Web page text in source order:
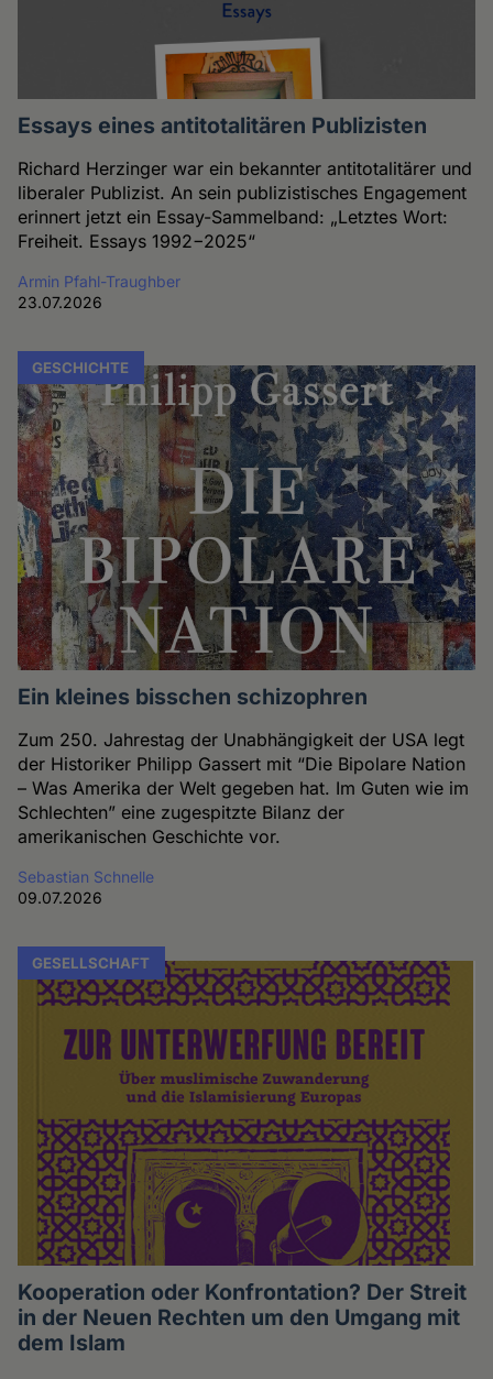
Essays eines antitotalitären Publizisten
Richard Herzinger war ein bekannter antitotalitärer und
liberaler Publizist. An sein publizistisches Engagement
erinnert jetzt ein Essay-Sammelband: „Letztes Wort:
Freiheit. Essays 1992−2025“
Armin Pfahl-Traughber
23.07.2026
GESCHICHTE
Ein kleines bisschen schizophren
Zum 250. Jahrestag der Unabhängigkeit der USA legt
der Historiker Philipp Gassert mit “Die Bipolare Nation
– Was Amerika der Welt gegeben hat. Im Guten wie im
Schlechten” eine zugespitzte Bilanz der
amerikanischen Geschichte vor.
Sebastian Schnelle
09.07.2026
GESELLSCHAFT
Kooperation oder Konfrontation? Der Streit
in der Neuen Rechten um den Umgang mit
dem Islam